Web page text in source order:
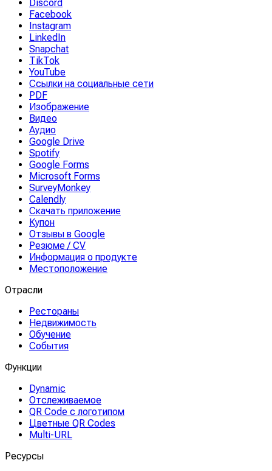
Discord
Facebook
Instagram
LinkedIn
Snapchat
TikTok
YouTube
Ссылки на социальные сети
PDF
Изображение
Видео
Аудио
Google Drive
Spotify
Google Forms
Microsoft Forms
SurveyMonkey
Calendly
Скачать приложение
Купон
Отзывы в Google
Резюме / CV
Информация о продукте
Местоположение
Отрасли
Рестораны
Недвижимость
Обучение
События
Функции
Dynamic
Отслеживаемое
QR Code с логотипом
Цветные QR Codes
Multi-URL
Ресурсы